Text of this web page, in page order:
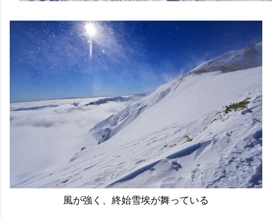
風が強く、終始雪埃が舞っている